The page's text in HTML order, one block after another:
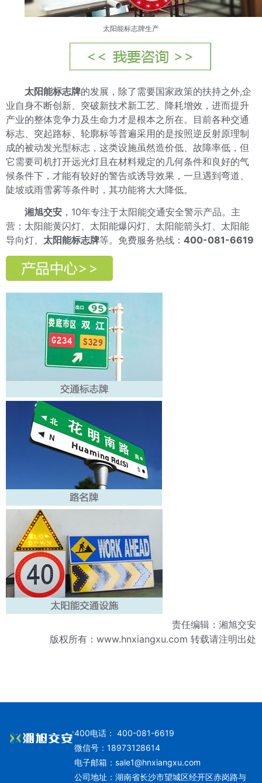
太阳能标志牌生产
太阳能标志牌的发展，除了需要国家政策的扶持之外,企
业自身不断创新、突破新技术新工艺、降耗增效，进而提升
产业的整体竞争力及生命力才是根本之所在。目前各种交通
标志、突起路标、轮廓标等普遍采用的是按照逆反射原理制
成的被动发光型标志，这类设施虽然造价低、故障率低，但
它需要司机打开远光灯且在材料规定的几何条件和良好的气
候条件下，才能有较好的警告或诱导效果，一旦遇到弯道、
陡坡或雨雪雾等条件时，其功能将大大降低。
湘旭交安 ，10年专注于太阳能交通安全警示产品。主
营：太阳能黄闪灯、太阳能爆闪灯、太阳能箭头灯、太阳能
导向灯、 太阳能标志牌等。免费服务热线： 400-081-6619
责任编辑：湘旭交安
版权所有： www.hnxiangxu.com 转载请注明出处
400电话： 400-081-6619
微信号：18973128614
电子邮箱： sale1@hnxiangxu.com
公司地址：湖南省长沙市望城区经开区赤岗路与